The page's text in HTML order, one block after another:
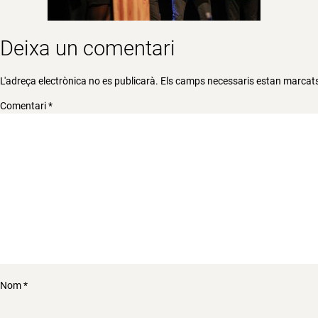
Deixa un comentari
L'adreça electrònica no es publicarà. Els camps necessaris estan
Comentari*
Nom*